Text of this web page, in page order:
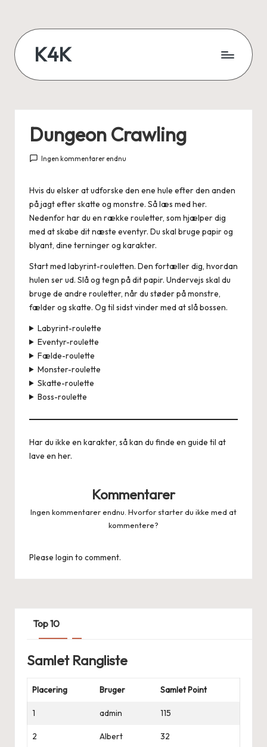
content
K4K
online
Dungeon Crawling
Ingen kommentarer endnu
Hvis du elsker at udforske den ene hule efter den anden
på jagt efter skatte og monstre. Så læs med her.
Nedenfor har du en række rouletter, som hjælper dig
med at skabe dit næste eventyr. Du skal bruge papir og
blyant, dine terninger og karakter.
Start med labyrint-rouletten. Den fortæller dig, hvordan
hulen ser ud. Slå og tegn på dit papir. Undervejs skal du
bruge de andre rouletter, når du støder på monstre,
fælder og skatte. Og til sidst vinder med at slå bossen.
Labyrint-roulette
Eventyr-roulette
Fælde-roulette
Monster-roulette
Skatte-roulette
Boss-roulette
Har du ikke en karakter, så kan du finde en guide til at
lave en her.
Kommentarer
Ingen kommentarer endnu. Hvorfor starter du ikke med at
kommentere?
Please login to comment.
Top 10
Samlet Rangliste
Placering Bruger Samlet Point
1 admin 115
2 Albert 32